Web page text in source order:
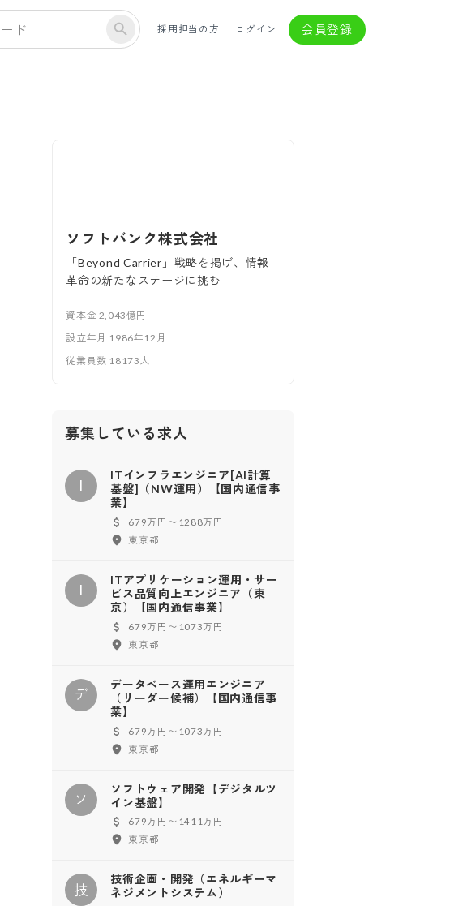
採用担当の方 ログイン 会員登録
ソフトバンク株式会社
「Beyond Carrier」戦略を掲げ、情報
革命の新たなステージに挑む
資本金 2,043億円
設立年月 1986年12月
従業員数 18173 人
募集している求人
I
ITインフラエンジニア[AI計算
基盤]（NW運用）【国内通信事
業】
679万円〜1288万円
東京都
I
ITアプリケーション運用・サー
ビス品質向上エンジニア（東
京）【国内通信事業】
679万円〜1073万円
東京都
デ
データベース運用エンジニア
（リーダー候補）【国内通信事
業】
679万円〜1073万円
東京都
ソ
ソフトウェア開発【デジタルツ
イン基盤】
679万円〜1411万円
東京都
技
技術企画・開発（エネルギーマ
ネジメントシステム）